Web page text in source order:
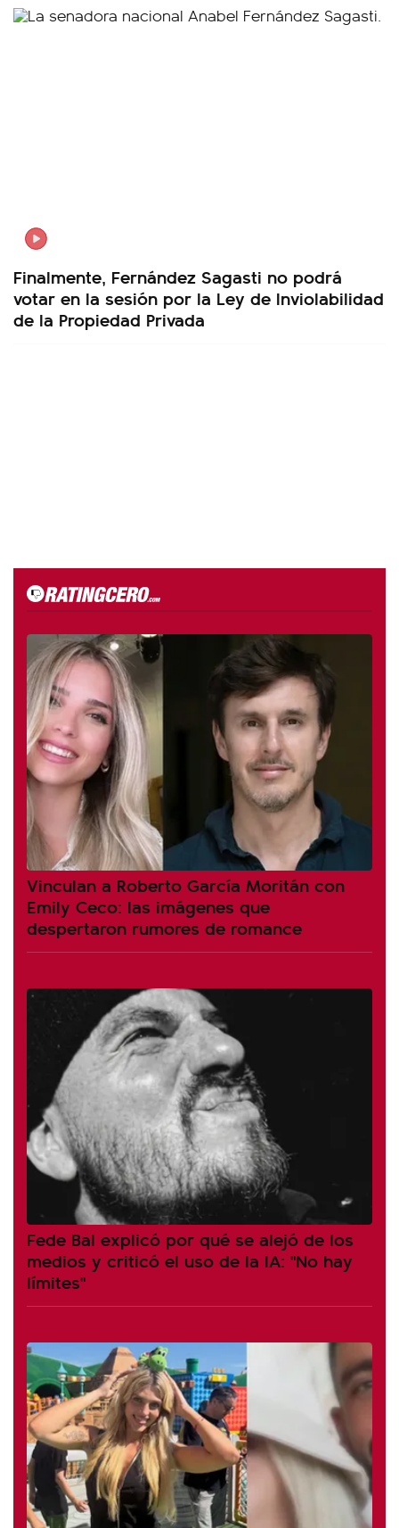
Finalmente, Fernández Sagasti no podrá
votar en la sesión por la Ley de Inviolabilidad
de la Propiedad Privada
Vinculan a Roberto García Moritán con
Emily Ceco: las imágenes que
despertaron rumores de romance
Fede Bal explicó por qué se alejó de los
medios y criticó el uso de la IA: "No hay
límites"